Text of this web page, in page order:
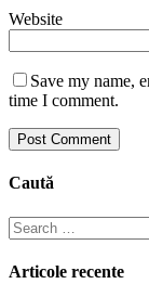
Website
Save my name,
time I comment.
Caută
Search
for:
Articole recente